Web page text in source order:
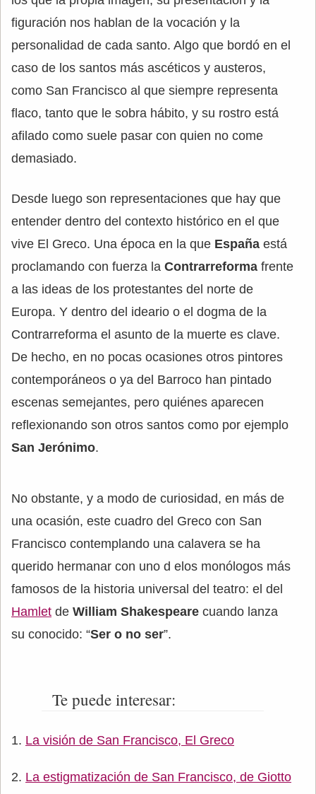
figuración nos hablan de la vocación y la
personalidad de cada santo. Algo que bordó en el
caso de los santos más ascéticos y austeros,
como San Francisco al que siempre representa
flaco, tanto que le sobra hábito, y su rostro está
afilado como suele pasar con quien no come
demasiado.
Desde luego son representaciones que hay que
entender dentro del contexto histórico en el que
vive El Greco. Una época en la que España está
proclamando con fuerza la Contrarreforma frente
a las ideas de los protestantes del norte de
Europa. Y dentro del ideario o el dogma de la
Contrarreforma el asunto de la muerte es clave.
De hecho, en no pocas ocasiones otros pintores
contemporáneos o ya del Barroco han pintado
escenas semejantes, pero quiénes aparecen
reflexionando son otros santos como por ejemplo
San Jerónimo.
No obstante, y a modo de curiosidad, en más de
una ocasión, este cuadro del Greco con San
Francisco contemplando una calavera se ha
querido hermanar con uno d elos monólogos más
famosos de la historia universal del teatro: el del
Hamlet de William Shakespeare cuando lanza
su conocido: “Ser o no ser”.
Te puede interesar:
La visión de San Francisco, El Greco
La estigmatización de San Francisco, de Giotto